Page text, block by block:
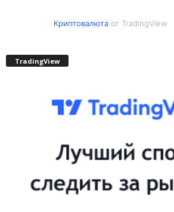
Криптовалютаот TradingView
TradingView